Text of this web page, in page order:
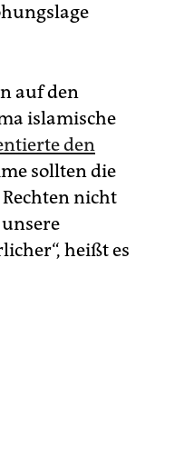
auf den
islamische
den
sollten die
nicht
heißt es